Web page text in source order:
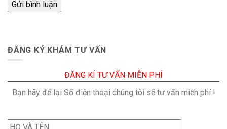
ĐĂNG KÝ KHÁM TƯ VẤN
ĐĂNG KÍ TƯ VẤN MIỄN PHÍ
Bạn hãy để lại Số điện thoại chúng tôi sẽ tư vấn miễn phí !